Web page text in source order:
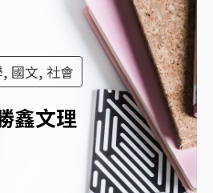
國文, 社會
鑫文理